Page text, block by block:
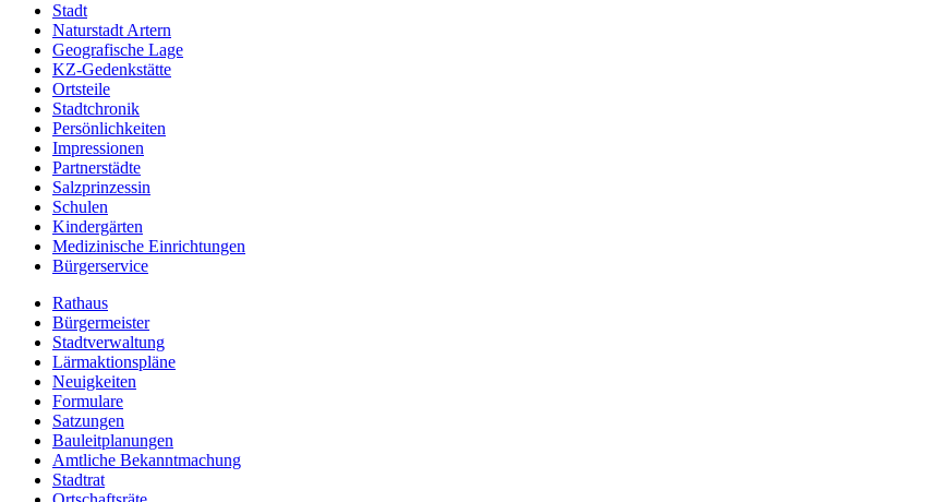
Stadt
Naturstadt Artern
Geografische Lage
KZ-Gedenkstätte
Ortsteile
Stadtchronik
Persönlichkeiten
Impressionen
Partnerstädte
Salzprinzessin
Schulen
Kindergärten
Medizinische Einrichtungen
Bürgerservice
Rathaus
Bürgermeister
Stadtverwaltung
Lärmaktionspläne
Neuigkeiten
Formulare
Satzungen
Bauleitplanungen
Amtliche Bekanntmachung
Stadtrat